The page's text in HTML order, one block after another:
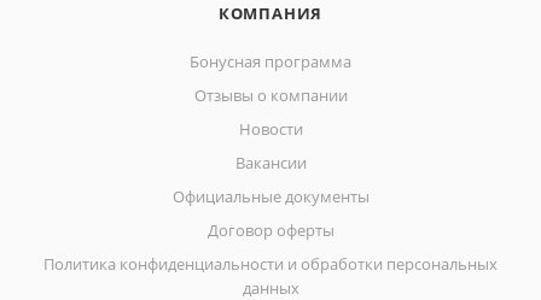
КОМПАНИЯ
Бонусная программа
Отзывы о компании
Новости
Вакансии
Официальные документы
Договор оферты
Политика конфиденциальности и обработки персональных
данных